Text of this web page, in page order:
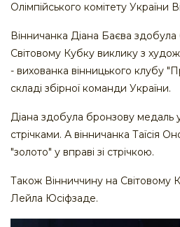
Олімпійського комітету України
Вінничанка Діана Баєва
Світовому Кубку виклику з
- вихованка вінницького клубу
складі збірної команди України.
Діана здобула бронзову медаль
стрічками. А вінничанка Таїсія
"золото" у вправі зі стрічкою.
Також Вінниччину на Світовому
Лейла Юсіфзаде.